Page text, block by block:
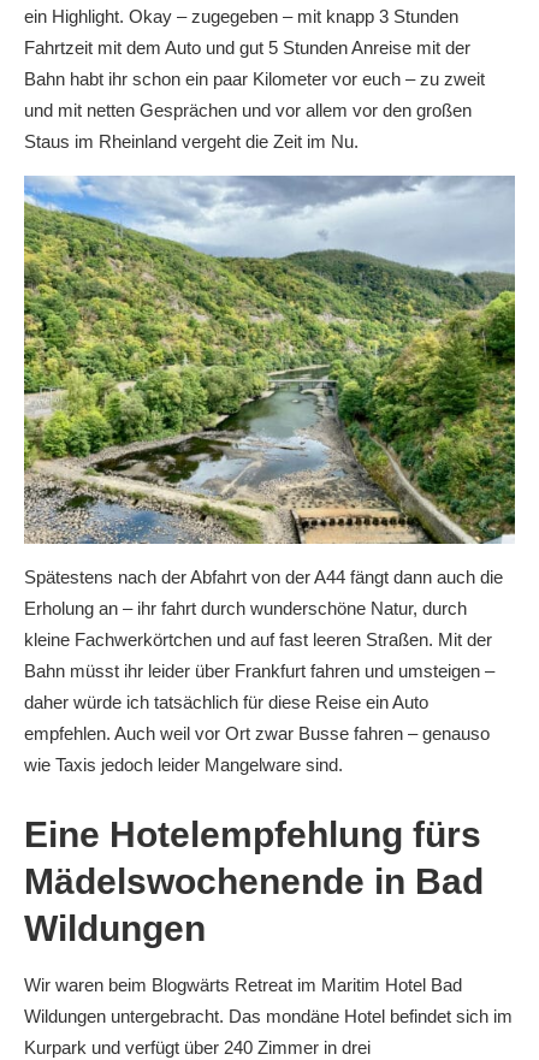
ein Highlight. Okay – zugegeben – mit knapp 3 Stunden
Fahrtzeit mit dem Auto und gut 5 Stunden Anreise mit der
Bahn habt ihr schon ein paar Kilometer vor euch – zu zweit
und mit netten Gesprächen und vor allem vor den großen
Staus im Rheinland vergeht die Zeit im Nu.
Spätestens nach der Abfahrt von der A44 fängt dann auch die
Erholung an – ihr fahrt durch wunderschöne Natur, durch
kleine Fachwerkörtchen und auf fast leeren Straßen. Mit der
Bahn müsst ihr leider über Frankfurt fahren und umsteigen –
daher würde ich tatsächlich für diese Reise ein Auto
empfehlen. Auch weil vor Ort zwar Busse fahren – genauso
wie Taxis jedoch leider Mangelware sind.
Eine Hotelempfehlung fürs
Mädelswochenende in Bad
Wildungen
Wir waren beim Blogwärts Retreat im Maritim Hotel Bad
Wildungen untergebracht. Das mondäne Hotel befindet sich im
Kurpark und verfügt über 240 Zimmer in drei